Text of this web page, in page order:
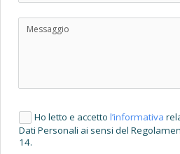
Ho letto e accettol’informativa
Dati Personali ai sensi del
14.